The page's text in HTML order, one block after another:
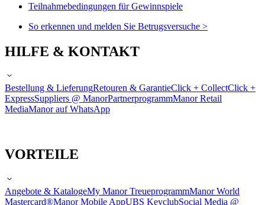
Teilnahmebedingungen für Gewinnspiele
So erkennen und melden Sie Betrugsversuche >
HILFE & KONTAKT
Bestellung & LieferungRetouren & GarantieClick + CollectClick +
ExpressSuppliers @ ManorPartnerprogrammManor Retail
MediaManor auf WhatsApp
VORTEILE
Angebote & KatalogeMy Manor TreueprogrammManor World
Mastercard®Manor Mobile AppUBS KeyclubSocial Media @